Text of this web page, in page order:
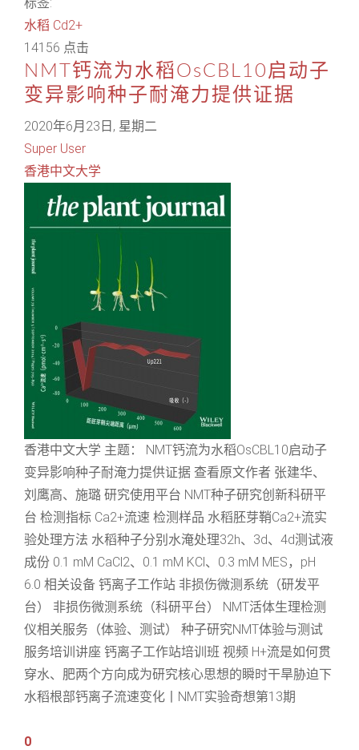
水稻 Cd2+
14156 点击
NMT钙流为水稻OsCBL10启动子
变异影响种子耐淹力提供证据
2020年6月23日, 星期二
Super User
香港中文大学
香港中文大学 主题： NMT钙流为水稻OsCBL10启动子
变异影响种子耐淹力提供证据 查看原文作者 张建华、
刘鹰高、施璐 研究使用平台 NMT种子研究创新科研平
台 检测指标 Ca2+流速 检测样品 水稻胚芽鞘Ca2+流实
验处理方法 水稻种子分别水淹处理32h、3d、4d测试液
成份 0.1 mM CaCl2、0.1 mM KCl、0.3 mM MES，pH
6.0 相关设备 钙离子工作站 非损伤微测系统（研发平
台） 非损伤微测系统（科研平台） NMT活体生理检测
仪相关服务（体验、测试） 种子研究NMT体验与测试
服务培训讲座 钙离子工作站培训班 视频 H+流是如何贯
穿水、肥两个方向成为研究核心思想的瞬时干旱胁迫下
水稻根部钙离子流速变化丨NMT实验奇想第13期
0